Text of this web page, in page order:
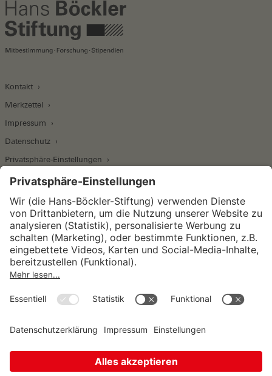
Kontakt
Merkzettel
Impressum
Datenschutz
Privatsphäre-Einstellungen
Wirtschafts- und Sozialwissenschaftliches Institut
Institut für Makroökonomie und
Konjunkturforschung
Unternehmensführung